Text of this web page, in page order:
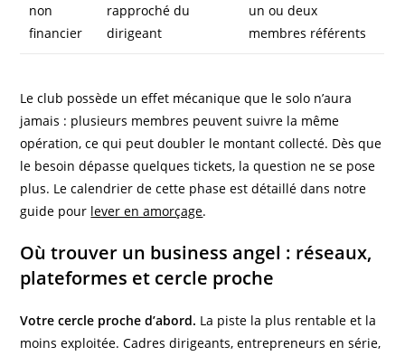
non
financier
rapproché du
dirigeant
un ou deux
membres référents
Le club possède un effet mécanique que le solo n’aura
jamais : plusieurs membres peuvent suivre la même
opération, ce qui peut doubler le montant collecté. Dès que
le besoin dépasse quelques tickets, la question ne se pose
plus. Le calendrier de cette phase est détaillé dans notre
guide pour lever en amorçage.
Où trouver un business angel : réseaux,
plateformes et cercle proche
Votre cercle proche d’abord. La piste la plus rentable et la
moins exploitée. Cadres dirigeants, entrepreneurs en série,